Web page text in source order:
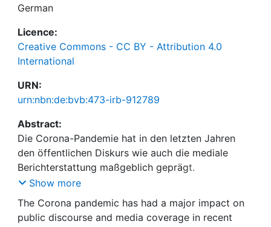
German
Licence:
Creative Commons - CC BY - Attribution 4.0
International
URN:
urn:nbn:de:bvb:473-irb-912789
Abstract:
Die Corona-Pandemie hat in den letzten Jahren
den öffentlichen Diskurs wie auch die mediale
Berichterstattung maßgeblich geprägt.
Insbesondere auch die Frage nach
Verantwortlichkeiten für unterschiedliche Aspekte
wie Schutzmaßnahmen oder Impfstoffbestellung
Show more
The Corona pandemic has had a major impact on
public discourse and media coverage in recent